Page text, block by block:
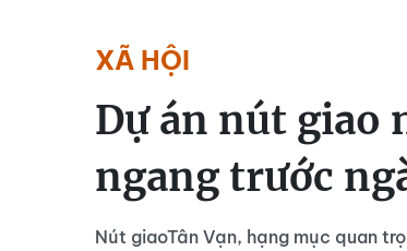
XÃ HỘI
Dự án nút giao
ngang trước
Nút giaoTân Vạn, hạng mục quan